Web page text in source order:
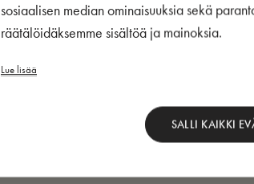
sosiaalisen median ominaisuuksia sekä
räätälöidäksemme sisältöä ja mainoksia.
Lue lisää
SALLI KAIKKI